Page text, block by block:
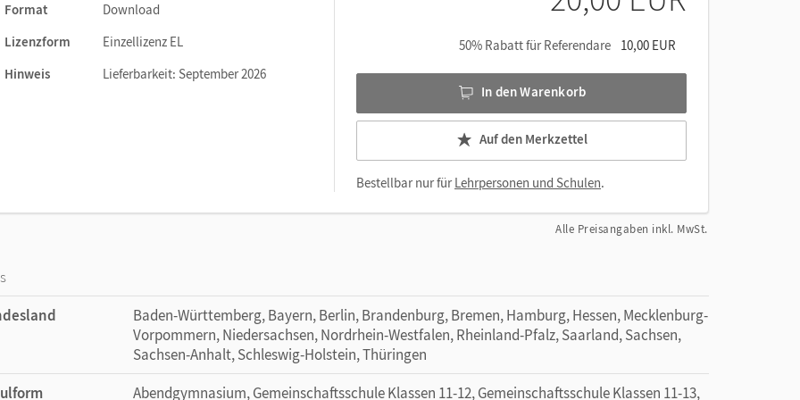
werden kann.
Format
Download
Lizenzform
Einzellizenz EL
Hinweis
Lieferbarkeit: September 2026
50% Rabatt für Referendare 10,00 EUR
In den Warenkorb
Auf den Merkzettel
Bestellbar nur fürLehrpersonen und Schulen.
Alle Preisangaben inkl. MwSt.
Baden-Württemberg, Bayern, Berlin, Brandenburg, Bremen, Hamburg, Hessen, Mecklenburg-
Vorpommern, Niedersachsen, Nordrhein-Westfalen, Rheinland-Pfalz, Saarland, Sachsen,
Sachsen-Anhalt, Schleswig-Holstein, Thüringen
Abendgymnasium, Gemeinschaftsschule Klassen 11-12, Gemeinschaftsschule Klassen 11-13,